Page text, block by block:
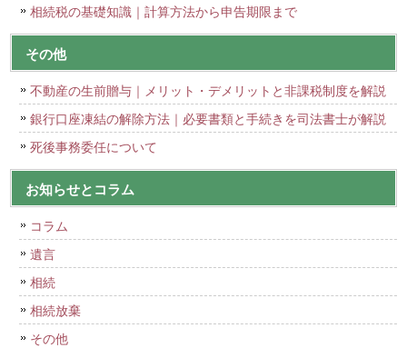
相続税の基礎知識｜計算方法から申告期限まで
その他
不動産の生前贈与｜メリット・デメリットと非課税制度を解説
銀行口座凍結の解除方法｜必要書類と手続きを司法書士が解説
死後事務委任について
お知らせとコラム
コラム
遺言
相続
相続放棄
その他